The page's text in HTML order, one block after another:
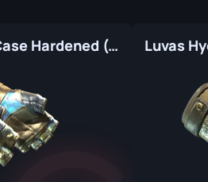
Luvas Hydra ★ | Case Hardened (Original de Fábrica)